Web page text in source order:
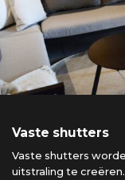
Vaste shutters
Vaste shutters
uitstraling te